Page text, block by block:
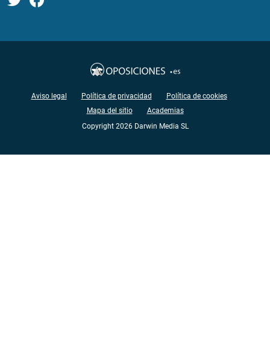
Aviso legal Política de privacidad
Política de cookies
Mapa del sitio
Academias
Copyright 2026 Darwin Media SL